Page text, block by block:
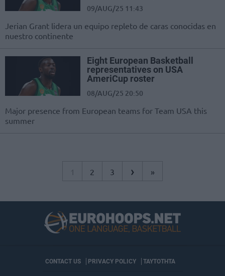
09/AUG/25 11:43
Jerian Grant lidera un equipo repleto de caras conocidas en
nuestro continente
Eight European Basketball
representatives on USA
AmeriCup roster
08/AUG/25 20:50
Major presence from European teams for Team USA this
summer
1 2 3 › »
CONTACT US PRIVACY POLICY ΤΑΥΤΟΤΗΤΑ